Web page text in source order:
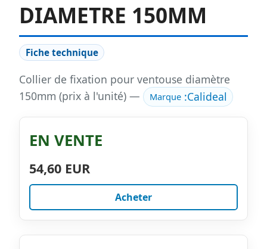
DIAMETRE 150MM
Fiche technique
Collier de fixation pour ventouse diamètre
150mm (prix à l'unité) —
Marque:Calideal
EN VENTE
54,60 EUR
Acheter